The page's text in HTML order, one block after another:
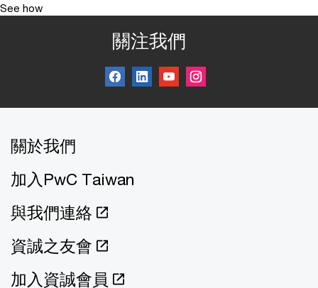
See how
關注我們
關於我們
加入PwC Taiwan
與我們連絡
資誠之友會
加入資誠會員